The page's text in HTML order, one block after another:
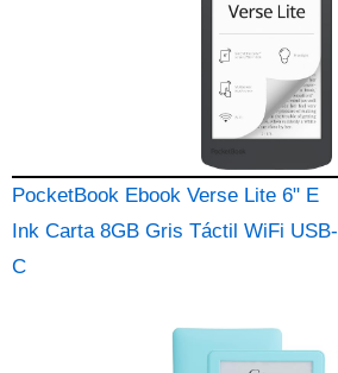
PocketBook Ebook Verse Lite 6" E
Ink Carta 8GB Gris Táctil WiFi USB-
C